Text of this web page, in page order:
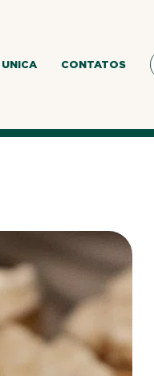
UNICA CONTATOS